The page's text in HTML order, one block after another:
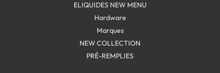
ELIQUIDES NEW MENU
Hardware
Marques
NEW COLLECTION
PRÉ-REMPLIES